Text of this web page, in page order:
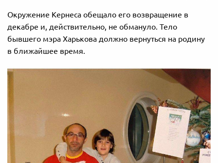
Окружение Кернеса обещало его возвращение в
декабре и, действительно, не обмануло. Тело
бывшего мэра Харькова должно вернуться на родину
в ближайшее время.